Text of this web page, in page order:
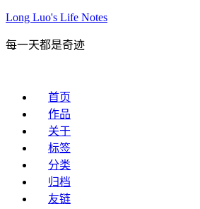
Long Luo's Life Notes
每一天都是奇迹
首页
作品
关于
标签
分类
归档
友链